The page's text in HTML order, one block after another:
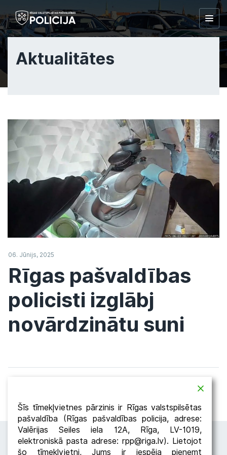
Aktualitātes
06. Jūnijs, 2025
Rīgas pašvaldības
policisti izglābj
novārdzinātu suni
Šīs tīmekļvietnes pārzinis ir Rīgas valstspilsētas
pašvaldība (Rīgas pašvaldības policija, adrese:
Valērijas Seiles iela 12A, Rīga, LV-1019,
elektroniskā pasta adrese: rpp@riga.lv). Lietojot
šo tīmekļvietni, Jums ir iespēja pieņemt